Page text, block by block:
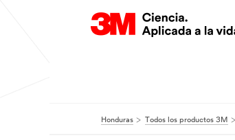
Honduras Todos los productos 3M